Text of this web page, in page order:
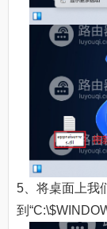
5、将桌面上我
到